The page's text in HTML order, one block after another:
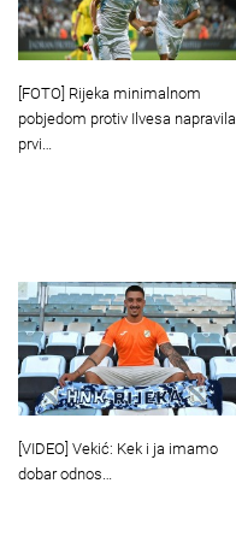
[FOTO] Rijeka minimalnom
pobjedom protiv Ilvesa napravila
prvi…
[VIDEO] Vekić: Kek i ja imamo
dobar odnos…